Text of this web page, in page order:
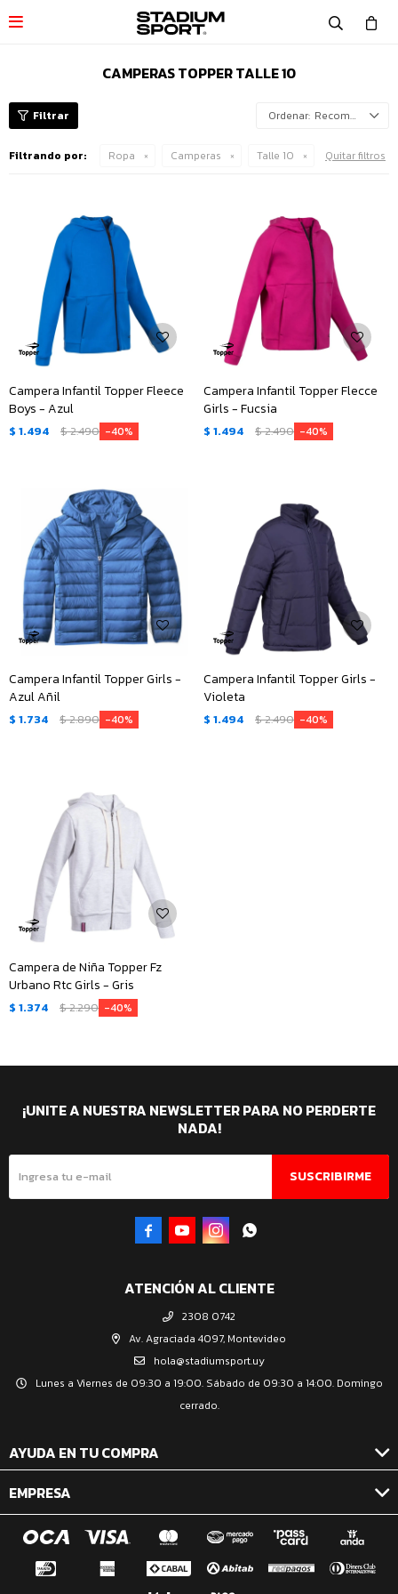

CAMPERAS TOPPER TALLE 10
Recomendados
Filtrando por: Ropa Camperas Talle 10 Quitar filtros
Campera Infantil Topper Fleece
Boys - Azul
$ 1.494 $2.490 40
Campera Infantil Topper Flecce
Girls - Fucsia
$ 1.494 $2.490 40
Campera Infantil Topper Girls -
Azul Añil
$ 1.734 $2.890 40
Campera Infantil Topper Girls -
Violeta
$ 1.494 $2.490 40
Campera de Niña Topper Fz
Urbano Rtc Girls - Gris
$ 1.374 $2.290 40
ATENCIÓN AL CLIENTE
2308 0742
Av. Agraciada 4097, Montevideo
hola@stadiumsport.uy
Lunes a Viernes de 09:30 a 19:00. Sábado de 09:30 a 14:00. Domingo
cerrado.
AYUDA EN TU COMPRA
EMPRESA
¡UNITE A NUESTRA NEWSLETTER PARA NO PERDERTE
NADA!
SUSCRIBIRME
   